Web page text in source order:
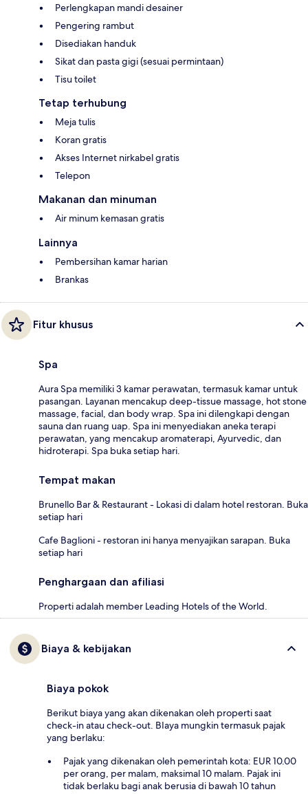
Perlengkapan mandi desainer
Pengering rambut
Disediakan handuk
Sikat dan pasta gigi (sesuai permintaan)
Tisu toilet
Tetap terhubung
Meja tulis
Koran gratis
Akses Internet nirkabel gratis
Telepon
Makanan dan minuman
Air minum kemasan gratis
Lainnya
Pembersihan kamar harian
Brankas
Fitur khusus
Spa
Aura Spa memiliki 3 kamar perawatan, termasuk kamar untuk
pasangan. Layanan mencakup deep-tissue massage, hot stone
massage, facial, dan body wrap. Spa ini dilengkapi dengan
sauna dan ruang uap. Spa ini menyediakan aneka terapi
perawatan, yang mencakup aromaterapi, Ayurvedic, dan
hidroterapi. Spa buka setiap hari.
Tempat makan
Brunello Bar & Restaurant - Lokasi di dalam hotel restoran. Buka
setiap hari
Cafe Baglioni - restoran ini hanya menyajikan sarapan. Buka
setiap hari
Penghargaan dan afiliasi
Properti adalah member Leading Hotels of the World.
Biaya & kebijakan
Biaya pokok
Berikut biaya yang akan dikenakan oleh properti saat
check-in atau check-out. BIaya mungkin termasuk pajak
yang berlaku:
Pajak yang dikenakan oleh pemerintah kota: EUR 10.00
per orang, per malam, maksimal 10 malam. Pajak ini
tidak berlaku bagi anak berusia di bawah 10 tahun